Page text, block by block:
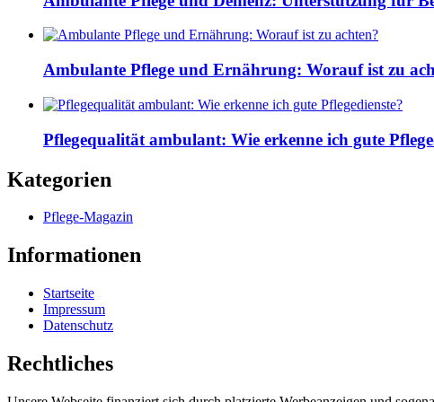
Ambulante Pflege und Ernährung: Worauf ist zu
Pflegequalität ambulant: Wie erkenne ich gute
Kategorien
Pflege-Magazin
Informationen
Startseite
Impressum
Datenschutz
Rechtliches